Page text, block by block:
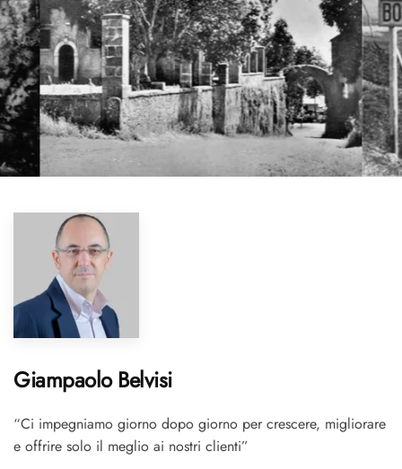
Giampaolo Belvisi
“Ci impegniamo giorno dopo giorno per crescere, migliorare
e offrire solo il meglio ai nostri clienti”